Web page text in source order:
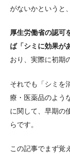
がないかというと
厚生労働省の認可
ば「シミに効果が
おり、実際に初期
それでも「シミを
療・医薬品のよう
に関して、早期の
らです。
この記事でまず覚